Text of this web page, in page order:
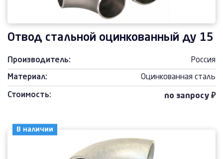
Отвод стальной оцинкованный ду 15
Производитель: Россия
Материал: Оцинкованная сталь
Стоимость: по запросу ₽
В наличии